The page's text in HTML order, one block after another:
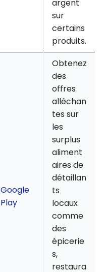
argent
sur
certains
produits.
Google
Play
Obtenez
des
offres
alléchan
tes sur
les
surplus
aliment
aires de
détaillan
ts
locaux
comme
des
épicerie
s,
restaura